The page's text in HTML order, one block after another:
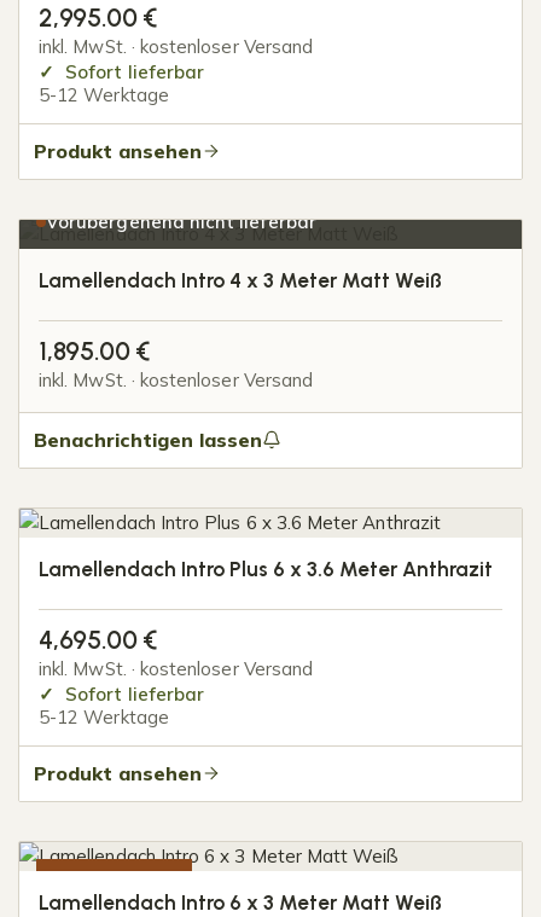
2,995.00 €
inkl. MwSt. · kostenloser Versand
Sofort lieferbar
5-12 Werktage
Produkt ansehen
Vorübergehend nicht lieferbar
Lamellendach Intro 4 x 3 Meter Matt Weiß
1,895.00 €
inkl. MwSt. · kostenloser Versand
Benachrichtigen lassen
Lamellendach Intro Plus 6 x 3.6 Meter Anthrazit
4,695.00 €
inkl. MwSt. · kostenloser Versand
Sofort lieferbar
5-12 Werktage
Produkt ansehen
Lamellendach Intro 6 x 3 Meter Matt Weiß